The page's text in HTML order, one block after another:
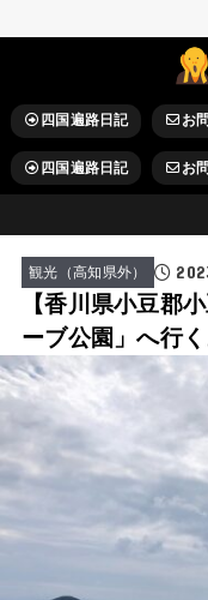
四国遍路日記 お
四国遍路日記 お
観光（高知県外）
【香川県小豆郡
ーブ公園」へ行く